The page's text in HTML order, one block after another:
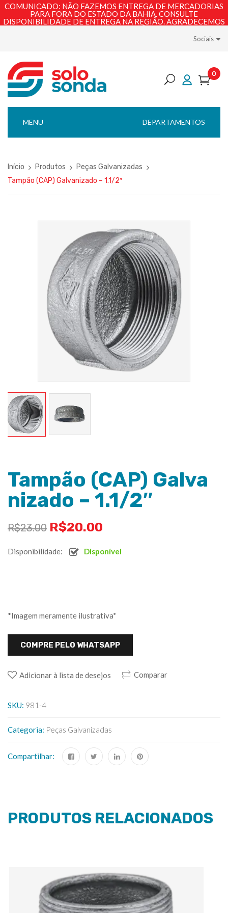
COMUNICADO: NÃO FAZEMOS ENTREGA DE MERCADORIAS
PARA FORA DO ESTADO DA BAHIA. CONSULTE
DISPONIBILIDADE DE ENTREGA NA REGIÃO. AGRADECEMOS
Sociais
0
DEPARTAMENTOS
MENU
Início Produtos
Peças Galvanizadas
Tampão (CAP) Galvanizado – 1.1/2″
Tampão (CAP) Galva
nizado – 1.1/2″
R$23.00 R$20.00
Disponibilidade: Disponível
*Imagem meramente ilustrativa*
COMPRE PELO WHATSAPP
Adicionar à lista de desejos Comparar
SKU: 981-4
Categoria: Peças Galvanizadas
Compartilhar:
PRODUTOS RELACIONADOS